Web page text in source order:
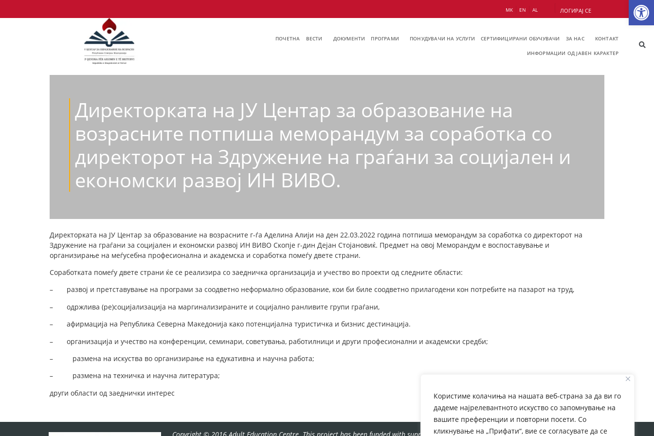
Користиме колачиња на нашата веб-страна за да ви го
дадеме најрелевантното искуство со запомнување на
вашите преференции и повторни посети. Со
кликнување на „Прифати“, вие се согласувате да се
МК EN AL ЛОГИРАЈ СЕ
ПОЧЕТНА ВЕСТИ ДОКУМЕНТИ ПРОГРАМИ ПОНУДУВАЧИ НА УСЛУГИ СЕРТИФИЦИРАНИ ОБУЧУВАЧИ ЗА НАС КОНТАКТ
ИНФОРМАЦИИ ОД ЈАВЕН КАРАКТЕР
Директорката на ЈУ Центар за образование на
возрасните потпиша меморандум за соработка со
директорот на Здружение на граѓани за социјален и
економски развој ИН ВИВО.
Директорката на ЈУ Центар за образование на возрасните г-ѓа Аделина Алији на ден 22.03.2022 година потпиша меморандум за соработка со директорот на
Здружение на граѓани за социјален и економски развој ИН ВИВО Скопје г-дин Дејан Стојановиќ. Предмет на овој Меморандум е воспоставување и
организирање на меѓусебна професионална и академска и соработка помеѓу двете страни.
Соработката помеѓу двете страни ќе се реализира со заедничка организација и учество во проекти од следните области:
– развој и претставување на програми за соодветно неформално образование, кои би биле соодветно прилагодени кон потребите на пазарот на труд,
– одржлива (ре)социјализација на маргинализираните и социјално ранливите групи граѓани,
– афирмација на Република Северна Македонија како потенцијална туристичка и бизнис дестинација.
– организација и учество на конференции, семинари, советувања, работилници и други професионални и академски средби;
– размена на искуства во организирање на едукативнa и научна работа;
– размена на техничка и научна литература;
други области од заеднички интерес